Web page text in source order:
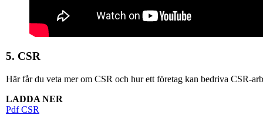
5. CSR
Här får du veta mer om CSR och hur ett företag kan bedriva CSR-
LADDA NER
Pdf CSR